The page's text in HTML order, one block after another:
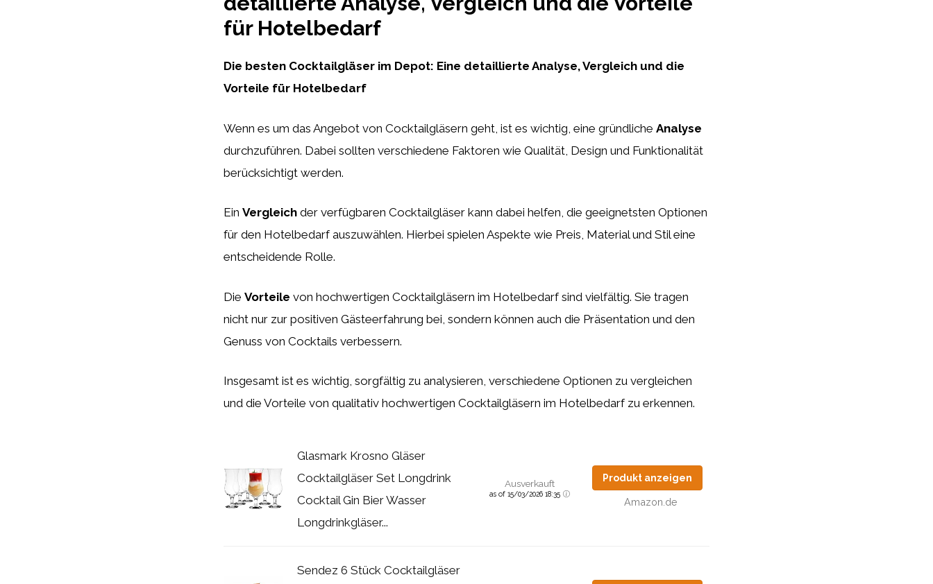
für Hotelbedarf
Die besten Cocktailgläser im Depot: Eine detaillierte Analyse, Vergleich und die
Vorteile für Hotelbedarf
Wenn es um das Angebot von Cocktailgläsern geht, ist es wichtig, eine gründliche Analyse
durchzuführen. Dabei sollten verschiedene Faktoren wie Qualität, Design und Funktionalität
berücksichtigt werden.
Ein Vergleich der verfügbaren Cocktailgläser kann dabei helfen, die geeignetsten Optionen
für den Hotelbedarf auszuwählen. Hierbei spielen Aspekte wie Preis, Material und Stil eine
entscheidende Rolle.
Die Vorteile von hochwertigen Cocktailgläsern im Hotelbedarf sind vielfältig. Sie tragen
nicht nur zur positiven Gästeerfahrung bei, sondern können auch die Präsentation und den
Genuss von Cocktails verbessern.
Insgesamt ist es wichtig, sorgfältig zu analysieren, verschiedene Optionen zu vergleichen
und die Vorteile von qualitativ hochwertigen Cocktailgläsern im Hotelbedarf zu erkennen.
Glasmark Krosno Gläser
Cocktailgläser Set Longdrink
Cocktail Gin Bier Wasser
Longdrinkgläser...
Ausverkauft
as of 15/03/2026 18:35
Produkt anzeigen
Amazon.de
Sendez 6 Stück Cocktailgläser